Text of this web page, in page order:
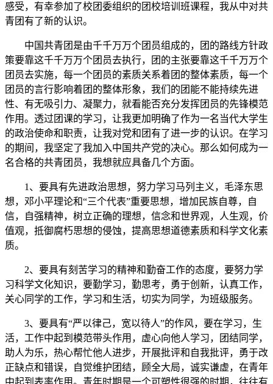
感受，有幸参加了校团委组织的团校培训班课程，我从中对共
青团有了新的认识。
中国共青团是由千千万万个团员组成的，团的路线方针政
策要靠这千千万万个团员去执行，团的主张要靠这千千万万个
团员去实施，每一个团员的素质关系着团的整体素质，每一个
团员的言行影响着团的整体形象，我们的团能不能持续先进
性、有无吸引力、凝聚力，就看能否充分发挥团员的先锋模范
作用。透过团课的学习，让我更加明确了作为一名当代大学生
的政治使命和职责，让我对党和团有了进一步的认识。在学习
的期间，我坚定了我加入中国共产党的决心。那么如何成为一
名合格的共青团员，我想就应具备几个方面。
1、要具有先进政治思想，努力学习马列主义，毛泽东思
想，邓小平理论和“三个代表”重要思想，增加民族自尊，自
信，自强精神，树立正确的理想，信念和世界观，人生观，价
值观，抵御腐朽思想的侵蚀，提高思想道德素质和科学文化素
质。
2、要具有刻苦学习的精神和勤奋工作的态度，要努力学
习科学文化知识，要勤学习，勤思考，勇于创新，认真工作，
关心同学的工作，学习和生活，切实为同学，为班级服务。
3、要具有“严以律己，宽以待人”的作风，要在学习，生
活，工作中起到模范带头作用，虚心向他人学习，团结同学，
助人为乐，热心帮忙他人进步，开展批评和自我批评，勇于改
正缺点和错误，自觉维护团结，顾全大局，诚实谦虚，在青年
中起到表率作用。青年时期是一个可塑性很强的时期，往往有